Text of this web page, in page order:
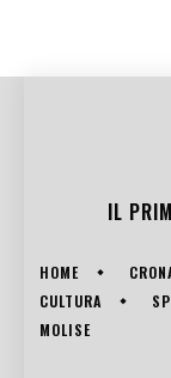
IL
HOME
CULTURA
MOLISE